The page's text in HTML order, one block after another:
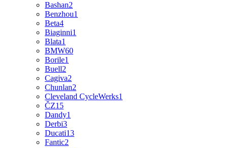
Bashan2
Benzhou1
Beta4
Biaginni1
Blata1
BMW60
Borile1
Buell2
Cagiva2
Chunlan2
Cleveland CycleWerks1
ČZ15
Dandy1
Derbi3
Ducati13
Fantic2